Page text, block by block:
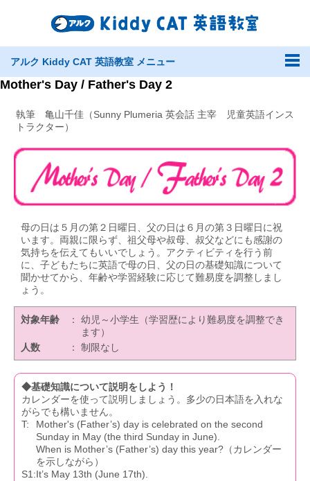
アルク Kiddy CAT 英語教室 メニュー
Mother's Day / Father's Day 2
執筆 亀山千佳（Sunny Plumeria 英会話 主宰 児童英語インス
トラクター）
母の日は５月の第２日曜日、父の日は６月の第３日曜日に祝
います。両親に限らず、祖父母や叔母、叔父などにも感謝の
気持ちを伝えてもいいでしょう。アクティビティを行う前
に、子どもたちに英語で母の日、父の日の基礎知識について
聞かせてから、年齢や学習経験に応じて難易度を調整しまし
ょう。
対象年齢 ：
幼児～小学生（学習歴により難易度を調整でき
ます）
人数
： 制限なし
◆基礎知識について説明をしよう！
カレンダーを使って説明しましょう。多少の日本語を入れな
がらでも構いません。
T:
Mother's (Father’s) day is celebrated on the second
Sunday in May (the third Sunday in June).
When is Mother’s (Father’s) day this year?（カレンダー
を示しながら）
S1:It’s May 13th (June 17th).